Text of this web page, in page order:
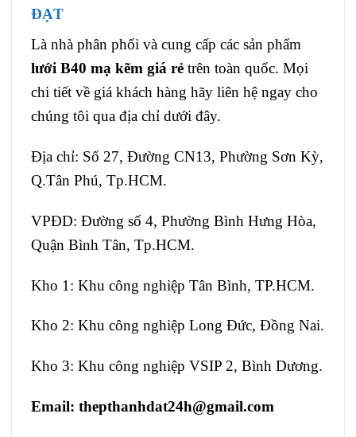
ĐẠT
Là nhà phân phối và cung cấp các sản phẩm
lưới B40 mạ kẽm giá rẻ trên toàn quốc. Mọi
chi tiết về giá khách hàng hãy liên hệ ngay cho
chúng tôi qua địa chỉ dưới đây.
Địa chỉ: Số 27, Đường CN13, Phường Sơn Kỳ,
Q.Tân Phú, Tp.HCM.
VPĐD: Đường số 4, Phường Bình Hưng Hòa,
Quận Bình Tân, Tp.HCM.
Kho 1: Khu công nghiệp Tân Bình, TP.HCM.
Kho 2: Khu công nghiệp Long Đức, Đồng Nai.
Kho 3: Khu công nghiệp VSIP 2, Bình Dương.
Email: thepthanhdat24h@gmail.com